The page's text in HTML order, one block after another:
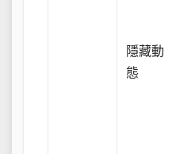
隱藏動
態